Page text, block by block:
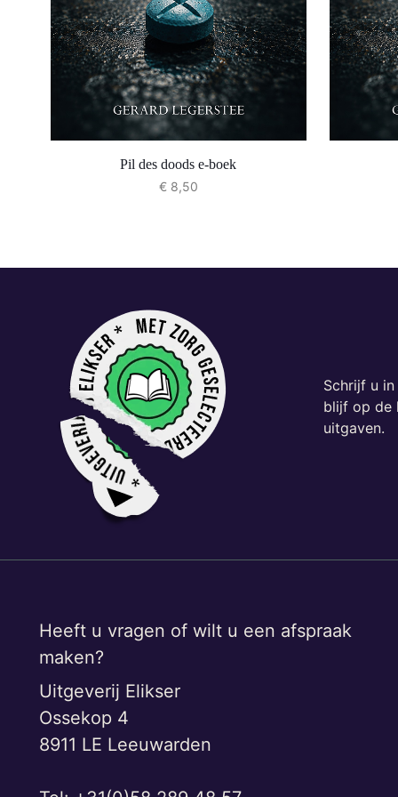
Pil des doods e-boek
€8,50
Schrijf u
blijf op de
uitgaven.
Heeft u vragen of wilt u een afspraak
maken?
Uitgeverij Elikser
Ossekop 4
8911 LE Leeuwarden